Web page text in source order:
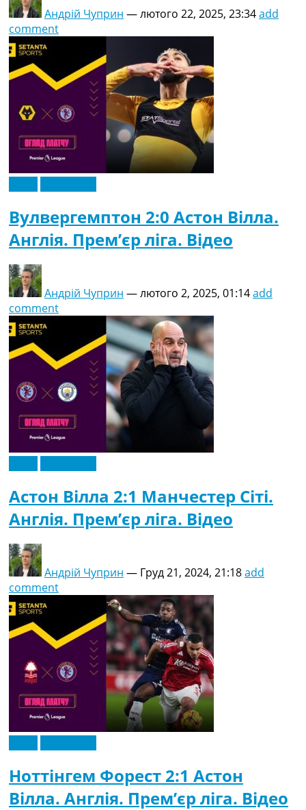
Андрій Чуприн —лютого 22, 2025, 23:34add
comment
Вулвергемптон 2:0 Астон Вілла.
Англія. Прем’єр ліга. Відео
Андрій Чуприн —лютого 2, 2025, 01:14add
comment
Астон Вілла 2:1 Манчестер Сіті.
Англія. Прем’єр ліга. Відео
Андрій Чуприн — Груд 21, 2024, 21:18add
comment
Ноттінгем Форест 2:1 Астон
Вілла. Англія. Прем’єр ліга. Відео